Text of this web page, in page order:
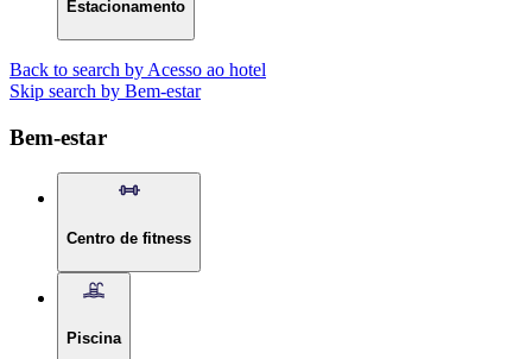
Estacionamento
Back to search by Acesso ao hotel
Skip search by Bem-estar
Bem-estar
Centro de fitness
Piscina